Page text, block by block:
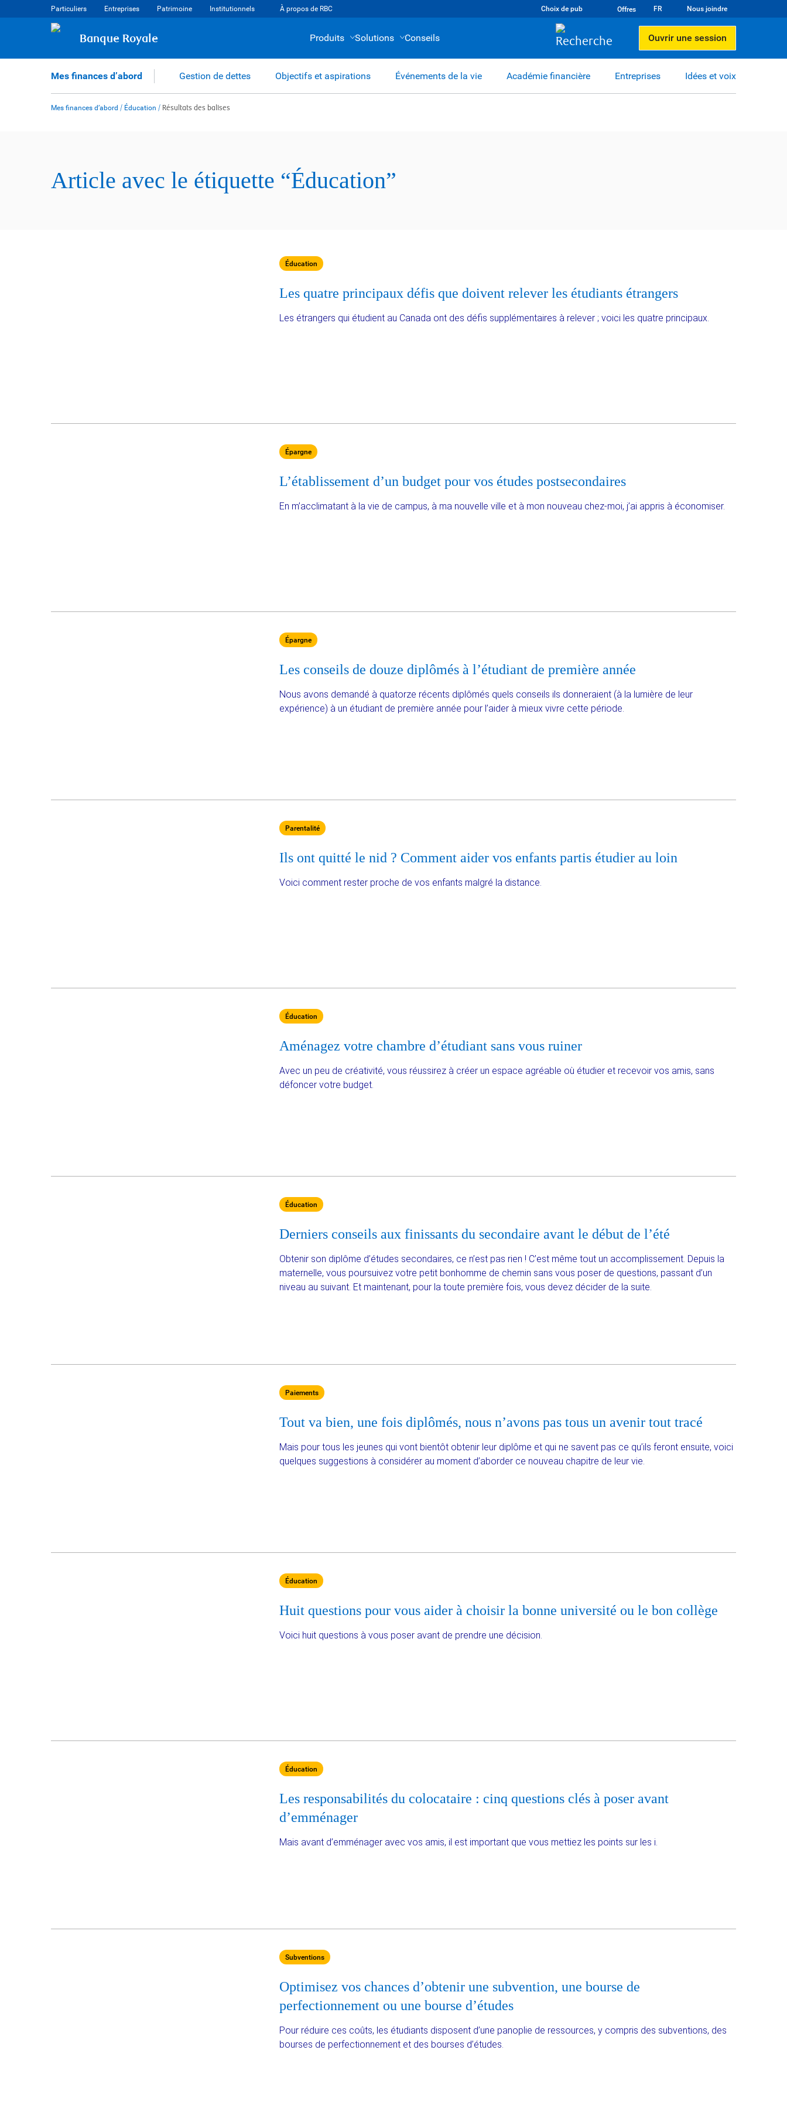
Particuliers Entreprises Patrimoine Institutionnels À propos de RBC Choix de pub Offres FR Nous joindre
Banque Royale Produits Solutions Conseils Ouvrir une session
Mes finances d’abord Gestion de dettes Objectifs et aspirations Événements de la vie Académie financière Entreprises Idées et voix
Mes finances d’abord / Éducation / Résultats des balises
Article avec le étiquette “Éducation”
Éducation
Les quatre principaux défis que doivent relever les étudiants étrangers
Les étrangers qui étudient au Canada ont des défis supplémentaires à relever ; voici les quatre principaux.
Épargne
L’établissement d’un budget pour vos études postsecondaires
En m’acclimatant à la vie de campus, à ma nouvelle ville et à mon nouveau chez-moi, j’ai appris à économiser.
Épargne
Les conseils de douze diplômés à l’étudiant de première année
Nous avons demandé à quatorze récents diplômés quels conseils ils donneraient (à la lumière de leur
expérience) à un étudiant de première année pour l’aider à mieux vivre cette période.
Parentalité
Ils ont quitté le nid ? Comment aider vos enfants partis étudier au loin
Voici comment rester proche de vos enfants malgré la distance.
Éducation
Aménagez votre chambre d’étudiant sans vous ruiner
Avec un peu de créativité, vous réussirez à créer un espace agréable où étudier et recevoir vos amis, sans
défoncer votre budget.
Éducation
Derniers conseils aux finissants du secondaire avant le début de l’été
Obtenir son diplôme d’études secondaires, ce n’est pas rien ! C’est même tout un accomplissement. Depuis la
maternelle, vous poursuivez votre petit bonhomme de chemin sans vous poser de questions, passant d’un
niveau au suivant. Et maintenant, pour la toute première fois, vous devez décider de la suite.
Paiements
Tout va bien, une fois diplômés, nous n’avons pas tous un avenir tout tracé
Mais pour tous les jeunes qui vont bientôt obtenir leur diplôme et qui ne savent pas ce qu’ils feront ensuite, voici
quelques suggestions à considérer au moment d’aborder ce nouveau chapitre de leur vie.
Éducation
Huit questions pour vous aider à choisir la bonne université ou le bon collège
Voici huit questions à vous poser avant de prendre une décision.
Éducation
Les responsabilités du colocataire : cinq questions clés à poser avant
d’emménager
Mais avant d’emménager avec vos amis, il est important que vous mettiez les points sur les i.
Subventions
Optimisez vos chances d’obtenir une subvention, une bourse de
perfectionnement ou une bourse d’études
Pour réduire ces coûts, les étudiants disposent d’une panoplie de ressources, y compris des subventions, des
bourses de perfectionnement et des bourses d’études.